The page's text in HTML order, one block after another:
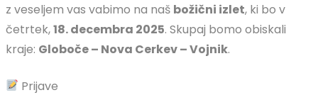
z veseljem vas vabimo na naš božični izlet, ki bo v
četrtek,18. decembra 2025. Skupaj bomo obiskali
kraje: Globoče – Nova Cerkev – Vojnik.
Prijave